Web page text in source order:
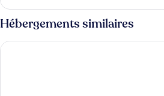
chambre,
cuisine
le
type
de
chambre
Appartement
Hébergements similaires
Hotel Skivehus